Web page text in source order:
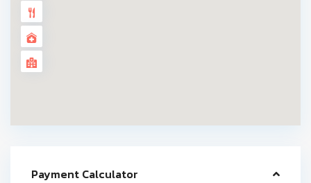
Payment Calculator